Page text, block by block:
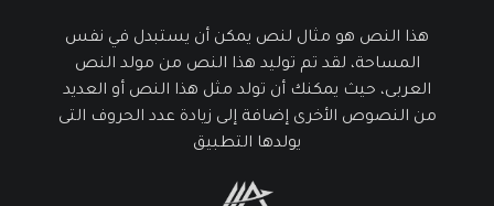
هذا النص هو مثال لنص يمكن أن يستبدل في نفس
المساحة، لقد تم توليد هذا النص من مولد النص
العربى، حيث يمكنك أن تولد مثل هذا النص أو العديد
من النصوص الأخرى إضافة إلى زيادة عدد الحروف التى
يولدها التطبيق